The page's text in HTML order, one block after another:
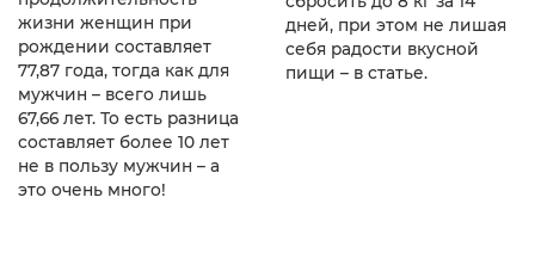
жизни женщин при
рождении составляет
77,87 года, тогда как для
мужчин – всего лишь
67,66 лет. То есть разница
составляет более 10 лет
не в пользу мужчин – а
это очень много!
дней, при этом не лишая
себя радости вкусной
пищи – в статье.